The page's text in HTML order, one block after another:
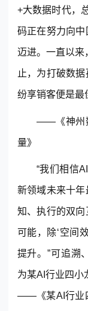
+大数据时代，
码正在努力向
迈进。一直以来
止，为打破数
纷享销客便是最
——《神州
量》
“我们相信
新领域未来十
知、执行的双
可能，除‘空间
提升。”可追溯
为某AI行业四小
——《某AI行业